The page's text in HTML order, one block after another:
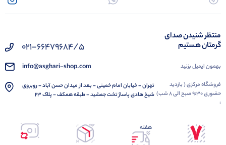
منتظر شنیدن صدای
گرمتان هستیم
بهمون ایمیل بزنید
فروشگاه مرکزی ( بازدید
حضوری 9:30 صبح الی 8 شب)
:
021-66479684/5
info@asghari-shop.com
تهران - خیابان امام خمینی - بعد از میدان حسن آباد - روبروی
شیخ هادی پاساژ تخت جمشید - طبقه همکف - پلاک 23
هفته